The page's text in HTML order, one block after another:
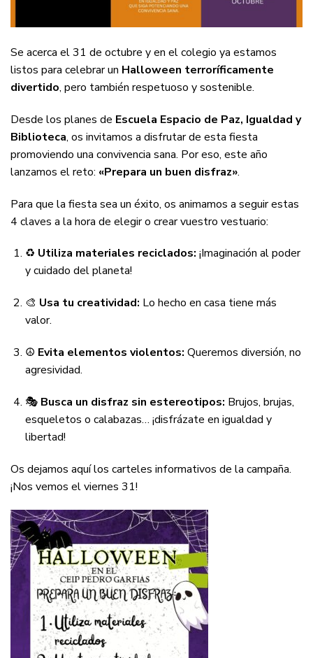
Se acerca el 31 de octubre y en el colegio ya estamos
listos para celebrar un Halloween terroríficamente
divertido, pero también respetuoso y sostenible.
Desde los planes de Escuela Espacio de Paz, Igualdad y
Biblioteca, os invitamos a disfrutar de esta fiesta
promoviendo una convivencia sana. Por eso, este año
lanzamos el reto: «Prepara un buen disfraz».
Para que la fiesta sea un éxito, os animamos a seguir estas
4 claves a la hora de elegir o crear vuestro vestuario:
♻️ Utiliza materiales reciclados: ¡Imaginación al poder
y cuidado del planeta!
🎨 Usa tu creatividad: Lo hecho en casa tiene más
valor.
☮️ Evita elementos violentos: Queremos diversión, no
agresividad.
🎭 Busca un disfraz sin estereotipos: Brujos, brujas,
esqueletos o calabazas… ¡disfrázate en igualdad y
libertad!
Os dejamos aquí los carteles informativos de la campaña.
¡Nos vemos el viernes 31!